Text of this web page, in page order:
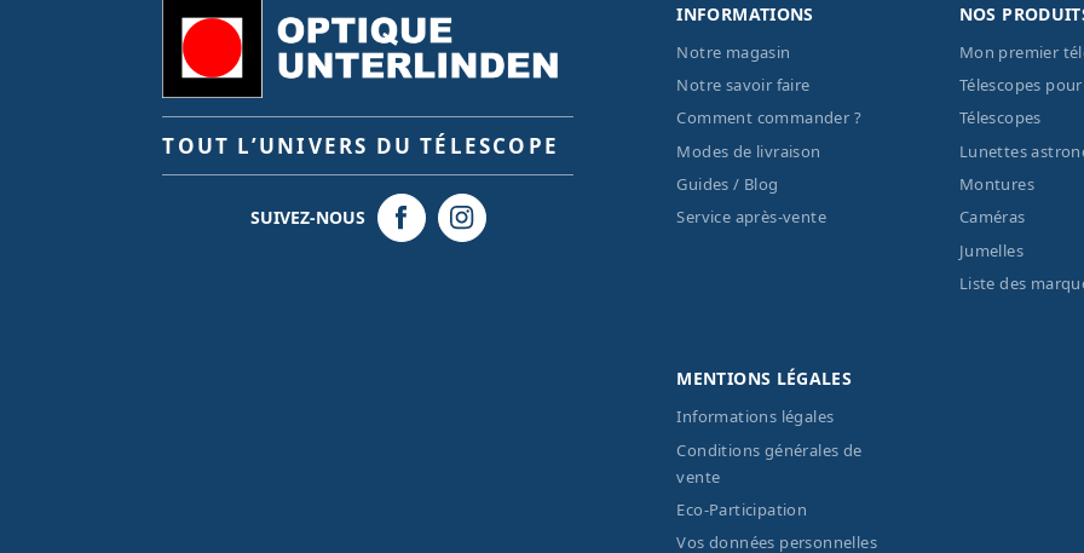
TOUT L’UNIVERS DU TÉLESCOPE
SUIVEZ-NOUS
INFORMATIONS
Notre magasin
Notre savoir faire
Comment commander ?
Modes de livraison
Guides / Blog
Service après-vente
NOS
Mon premier
Télescopes
Télescopes
Lunettes
Montures
Caméras
Jumelles
Liste des
MENTIONS LÉGALES
Informations légales
Conditions générales de
vente
Eco-Participation
Vos données personnelles